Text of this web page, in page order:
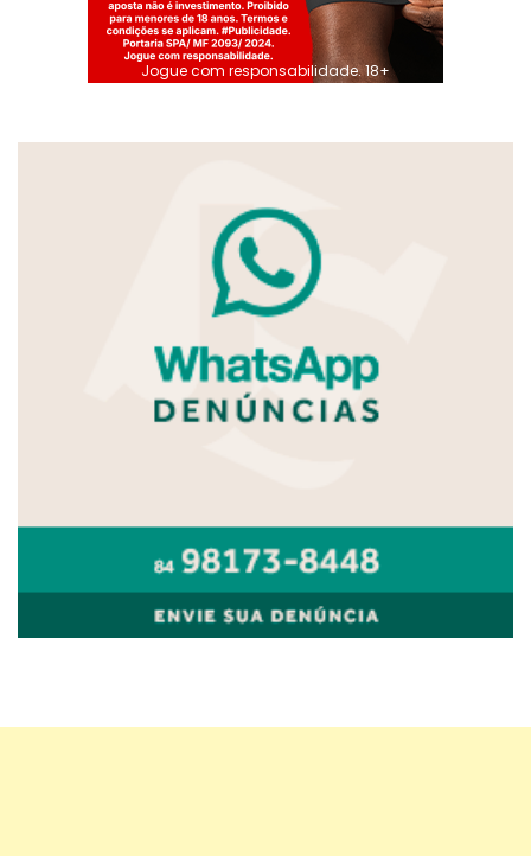
Jogue com responsabilidade. 18+